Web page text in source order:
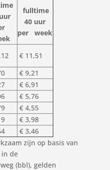
fulltime
40 uur
per week
€ 11,51
€ 9,21
€ 6,91
€ 5,76
€ 4,55
€ 3,98
€ 3,46
zijn op basis van
in de
(bbl), gelden